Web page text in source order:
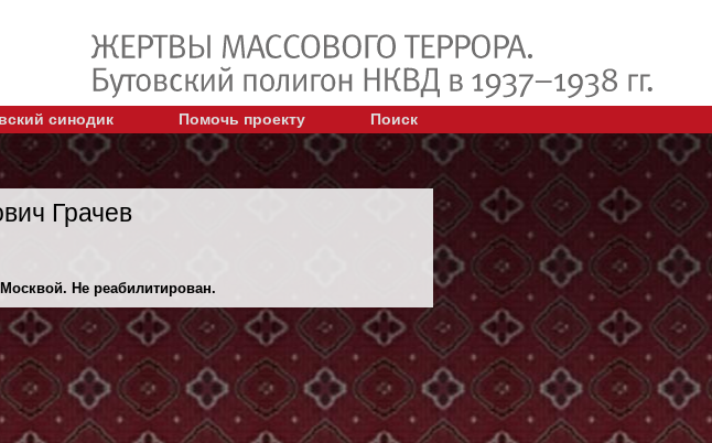
синодик Помочь проекту Поиск
Грачев
Не реабилитирован.